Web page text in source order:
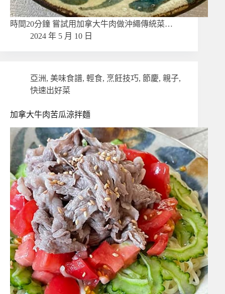
時間20分鐘 嘗試用加拿大牛肉做沖繩傳統菜…
2024 年 5 月 10 日
亞洲, 美味食譜, 輕食, 烹飪技巧, 節慶, 親子,
快速出好菜
加拿大牛肉苦瓜涼拌麵